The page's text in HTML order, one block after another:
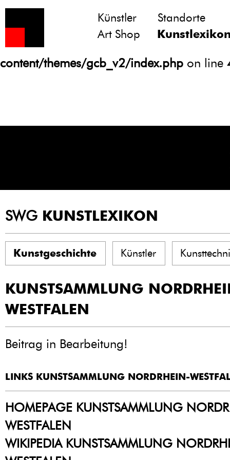
Notice
: Undefined variable: atts in
/homepages/21/d13550920/htdocs/
content/themes/gcb_v2/index.php on line
Künstler
Standorte
Art Shop
SWG KUNSTLEXIKON
Kunstgeschichte Künstler
KUNSTSAMMLUNG
WESTFALEN
Beitrag in Bearbeitung!
LINKS KUNSTSAMMLUNG NORDRHEIN-
HOMEPAGE KUNSTSAMMLUNG
WESTFALEN
WIKIPEDIA KUNSTSAMMLUNG